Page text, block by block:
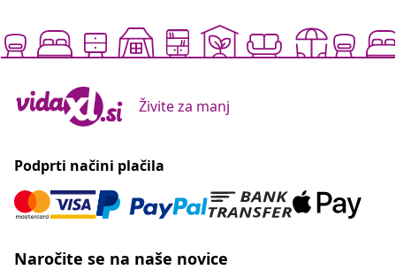
Živite za manj
Podprti načini plačila
Naročite se na naše novice